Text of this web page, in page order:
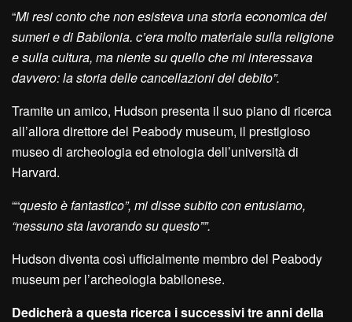
“Mi resi conto che non esisteva una storia economica dei
sumeri e di Babilonia. c’era molto materiale sulla religione
e sulla cultura, ma niente su quello che mi interessava
davvero: la storia delle cancellazioni del debito”.
Tramite un amico, Hudson presenta il suo piano di ricerca
all’allora direttore del Peabody museum, il prestigioso
museo di archeologia ed etnologia dell’università di
Harvard.
““questo è fantastico”, mi disse subito con entusiamo,
“nessuno sta lavorando su questo””.
Hudson diventa così ufficialmente membro del Peabody
museum per l’archeologia babilonese.
Dedicherà a questa ricerca i successivi tre anni della